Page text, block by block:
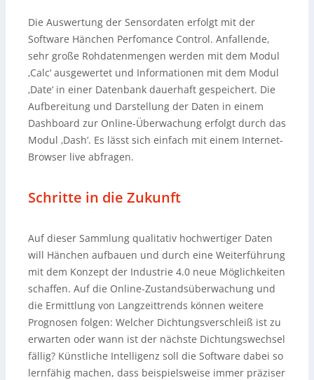
Die Auswertung der Sensordaten erfolgt mit der
Software Hänchen Perfomance Control. Anfallende,
sehr große Rohdatenmengen werden mit dem Modul
‚Calc‘ ausgewertet und Informationen mit dem Modul
‚Date‘ in einer Datenbank dauerhaft gespeichert. Die
Aufbereitung und Darstellung der Daten in einem
Dashboard zur Online-Überwachung erfolgt durch das
Modul ‚Dash‘. Es lässt sich einfach mit einem Internet-
Browser live abfragen.
Schritte in die Zukunft
Auf dieser Sammlung qualitativ hochwertiger Daten
will Hänchen aufbauen und durch eine Weiterführung
mit dem Konzept der Industrie 4.0 neue Möglichkeiten
schaffen. Auf die Online-Zustandsüberwachung und
die Ermittlung von Langzeittrends können weitere
Prognosen folgen: Welcher Dichtungsverschleiß ist zu
erwarten oder wann ist der nächste Dichtungswechsel
fällig? Künstliche Intelligenz soll die Software dabei so
lernfähig machen, dass beispielsweise immer präziser